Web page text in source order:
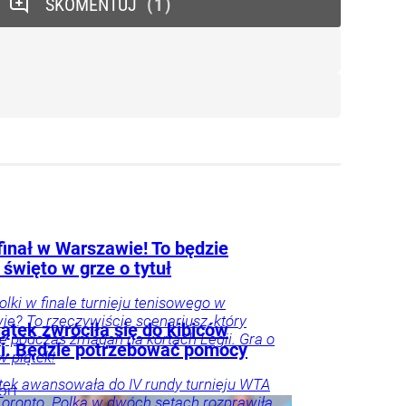
SKOMENTUJ 1
w Warszawie! To będzie
w grze o tytuł
w finale turnieju tenisowego w
To rzeczywiście scenariusz, który
podczas zmagań na kortach Legii. Gra o
piątek!
zwróciła się do kibiców
Będzie potrzebować pomocy
awansowała do IV rundy turnieju WTA
Polka w dwóch setach rozprawiła